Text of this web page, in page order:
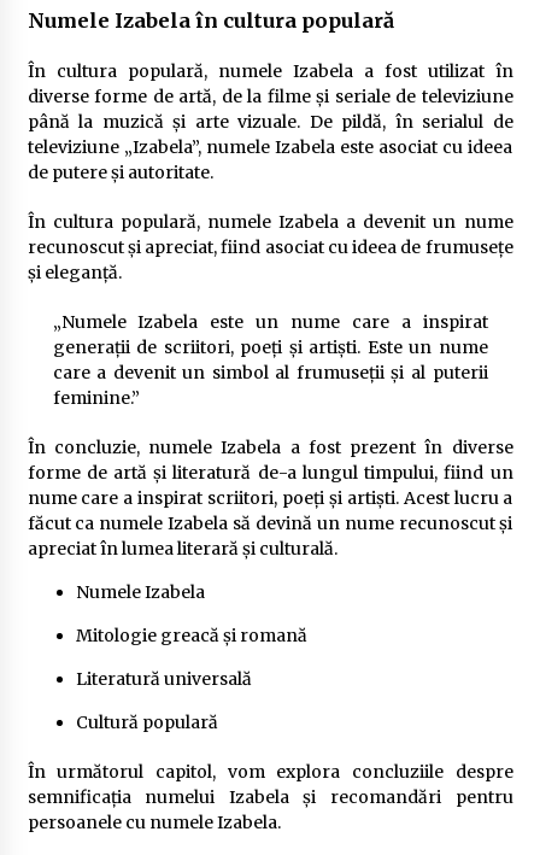
Numele Izabela în cultura populară
În cultura populară, numele Izabela a fost utilizat în
diverse forme de artă, de la filme și seriale de televiziune
până la muzică și arte vizuale. De pildă, în serialul de
televiziune „Izabela”, numele Izabela este asociat cu ideea
de putere și autoritate.
În cultura populară, numele Izabela a devenit un nume
recunoscut și apreciat, fiind asociat cu ideea de frumusețe
și eleganță.
„Numele Izabela este un nume care a inspirat
generații de scriitori, poeți și artiști. Este un nume
care a devenit un simbol al frumuseții și al puterii
feminine.”
În concluzie, numele Izabela a fost prezent în diverse
forme de artă și literatură de-a lungul timpului, fiind un
nume care a inspirat scriitori, poeți și artiști. Acest lucru a
făcut ca numele Izabela să devină un nume recunoscut și
apreciat în lumea literară și culturală.
Numele Izabela
Mitologie greacă și romană
Literatură universală
Cultură populară
În următorul capitol, vom explora concluziile despre
semnificația numelui Izabela și recomandări pentru
persoanele cu numele Izabela.